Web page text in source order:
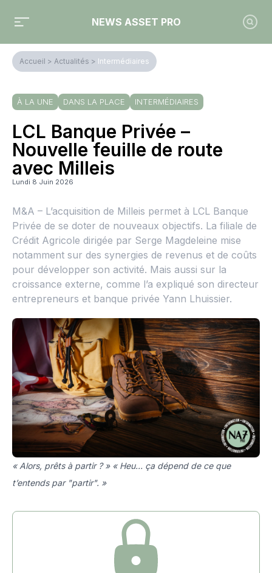
NEWS ASSET PRO
Accueil > Actualités > Intermédiaires
À LA UNE DANS LA PLACE INTERMÉDIAIRES
LCL Banque Privée –
Nouvelle feuille de route
avec Milleis
Lundi 8 Juin 2026
M&A – L’acquisition de Milleis permet à LCL Banque
Privée de se doter de nouveaux objectifs. La filiale de
Crédit Agricole dirigée par Serge Magdeleine mise
notamment sur des synergies de revenus et de coûts
pour développer son activité. Mais aussi sur la
croissance externe, comme l’a expliqué son directeur
entrepreneurs et banque privée Yann Lhuissier.
« Alors, prêts à partir ? » « Heu… ça dépend de ce que
t’entends par "partir". »